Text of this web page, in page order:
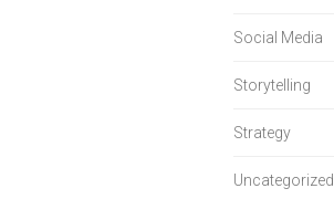
Social Media
Storytelling
Strategy
Uncategorized